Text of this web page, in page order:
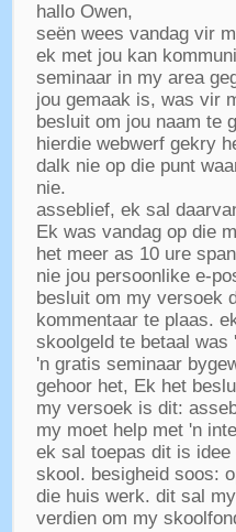
hallo Owen,
seën wees vandag vir
ek met jou kan
seminaar in my area
jou gemaak is, was vir
besluit om jou naam te
hierdie webwerf gekry
dalk nie op die punt
nie.
asseblief, ek sal
Ek was vandag op die
het meer as 10 ure
nie jou persoonlike e-
besluit om my versoek
kommentaar te plaas.
skoolgeld te betaal
'n gratis seminaar
gehoor het, Ek het
my versoek is dit:
my moet help met 'n
ek sal toepas dit is
skool. besigheid soos:
die huis werk. dit sal
verdien om my